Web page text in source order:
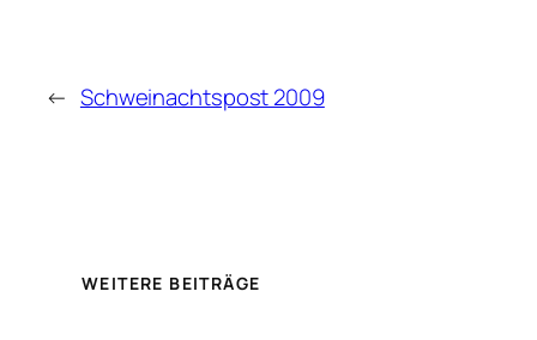
← Schweinachtspost 2009
WEITERE BEITRÄGE